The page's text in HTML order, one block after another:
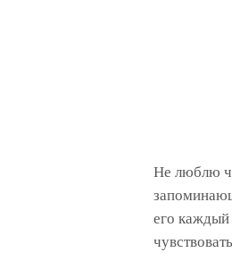
Не люблю
его каждый